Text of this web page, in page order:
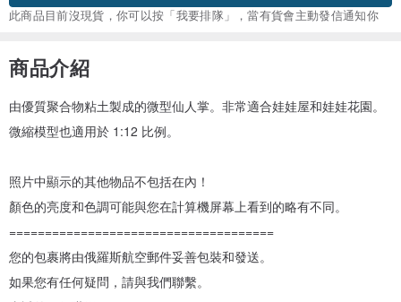
此商品目前沒現貨，你可以按「我要排隊」，當有貨會主動發信通知你
商品介紹
由優質聚合物粘土製成的微型仙人掌。非常適合娃娃屋和娃娃花園。
微縮模型也適用於 1:12 比例。
照片中顯示的其他物品不包括在內！
顏色的亮度和色調可能與您在計算機屏幕上看到的略有不同。
=====================================
您的包裹將由俄羅斯航空郵件妥善包裝和發送。
如果您有任何疑問，請與我們聯繫。